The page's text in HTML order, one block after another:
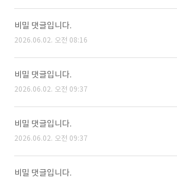
비밀 댓글입니다.
2026.06.02. 오전 08:16
비밀 댓글입니다.
2026.06.02. 오전 09:37
비밀 댓글입니다.
2026.06.02. 오전 09:37
비밀 댓글입니다.